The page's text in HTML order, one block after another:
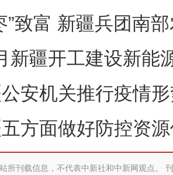
”致富 新疆兵团南
新疆开工建设新能
安机关推行疫情形
方面做好防控资
房
所刊载信息，不代表中新社和中新网观点。